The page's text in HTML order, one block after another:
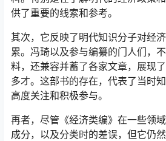
供了重要的线索和参考。
其次，它反映了明代知识分子对经
累。冯琦以及参与编纂的门人们，
料，还兼容并蓄了各家文章，展现
多才。这部书的存在，代表了当时
高度关注和积极参与。
再者，尽管《经济类编》在一些领
成分，以及分类时的差误，但它仍